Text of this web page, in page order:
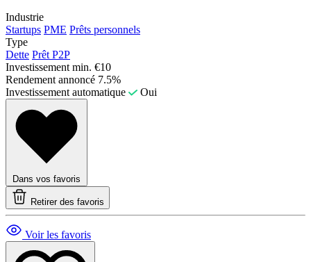
Industrie
Startups PME Prêts personnels
Type
Dette Prêt P2P
Investissement min. €10
Rendement annoncé 7.5%
Investissement automatique
Oui
Dans vos favoris
Retirer des favoris
Voir les favoris